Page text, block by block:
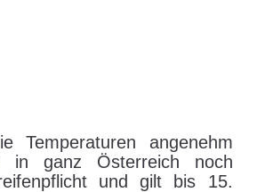
Temperaturen angenehm
in ganz Österreich noch
und gilt bis 15.